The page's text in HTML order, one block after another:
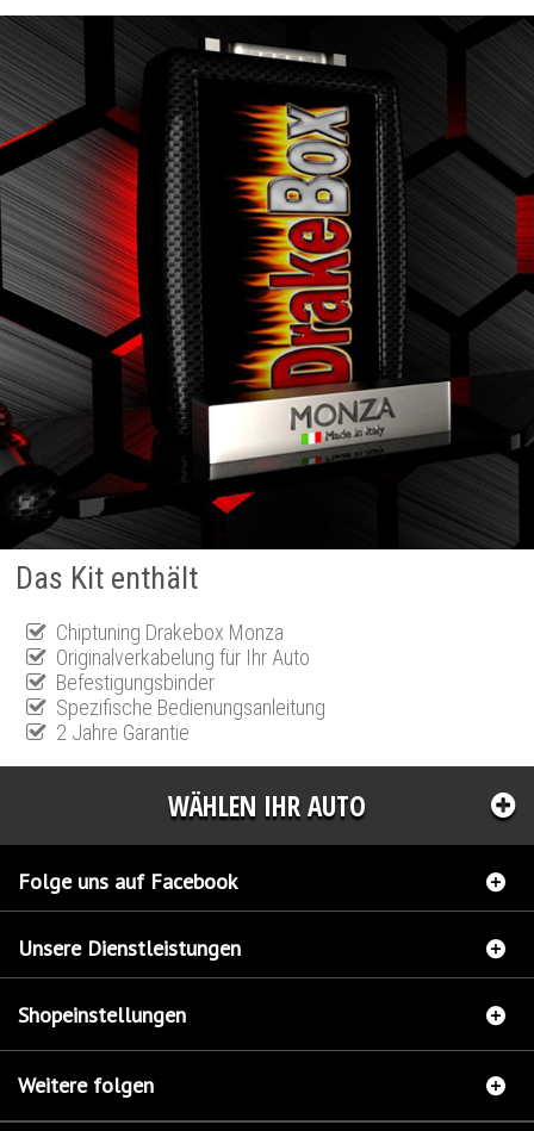
Das Kit enthält
Chiptuning Drakebox Monza
Originalverkabelung für Ihr Auto
Befestigungsbinder
Spezifische Bedienungsanleitung
2 Jahre Garantie
WÄHLEN IHR AUTO
Folge uns auf Facebook
Unsere Dienstleistungen
Shopeinstellungen
Weitere folgen